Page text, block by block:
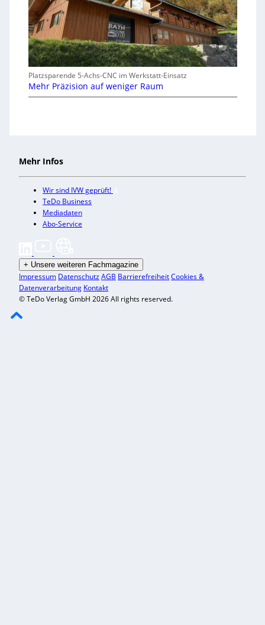
Platzsparende 5-Achs-CNC im Werkstatt-Einsatz
Mehr Präzision auf weniger Raum
Mehr Infos
Wir sind IVW geprüft!
TeDo Business
Mediadaten
Abo-Service
+ Unsere weiteren Fachmagazine
Impressum DatenschutzAGB BarrierefreiheitCookies &
Datenverarbeitung Kontakt
© TeDo Verlag GmbH 2026 All rights reserved.